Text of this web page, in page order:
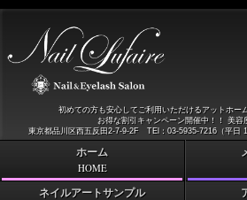
初めての方も安心してご利用いただけるアットホー
お得な割引キャンペーン開催中！！ 美
東京都品川区西五反田2-7-9-2F TEl：03-5935-7216（平日
ホーム
HOME
ネイルアートサンプル